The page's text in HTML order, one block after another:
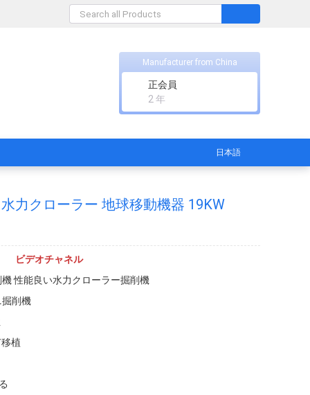
Manufacturer from China
正会員
2 年
日本語
力クローラー 地球移動機器 19KW
ビデオチャネル
性能良い水力クローラー掘削機
削機
植